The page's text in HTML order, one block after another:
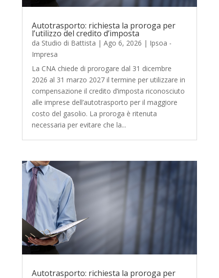
Autotrasporto: richiesta la proroga per
l’utilizzo del credito d’imposta
da Studio di Battista | Ago 6, 2026 | Ipsoa -
Impresa
La CNA chiede di prorogare dal 31 dicembre
2026 al 31 marzo 2027 il termine per utilizzare in
compensazione il credito d’imposta riconosciuto
alle imprese dell’autotrasporto per il maggiore
costo del gasolio. La proroga è ritenuta
necessaria per evitare che la...
Autotrasporto: richiesta la proroga per